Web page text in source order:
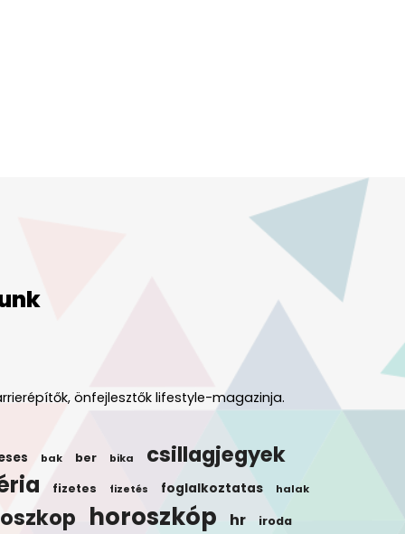
önfejlesztők lifestyle-magazinja.
bak ber bika csillagjegyek
fizetes fizetés foglalkoztatas halak
horoszkóp hr iroda